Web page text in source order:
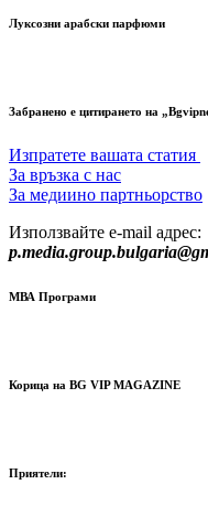
Луксозни арабски парфюми
Забранено е цитирането на
Изпратете вашата статия
За връзка с нас
За медиино партньорство
Използвайте e-mail адрес:
МВА Програми
Корица на BG VIP MAGAZINE
Приятели: